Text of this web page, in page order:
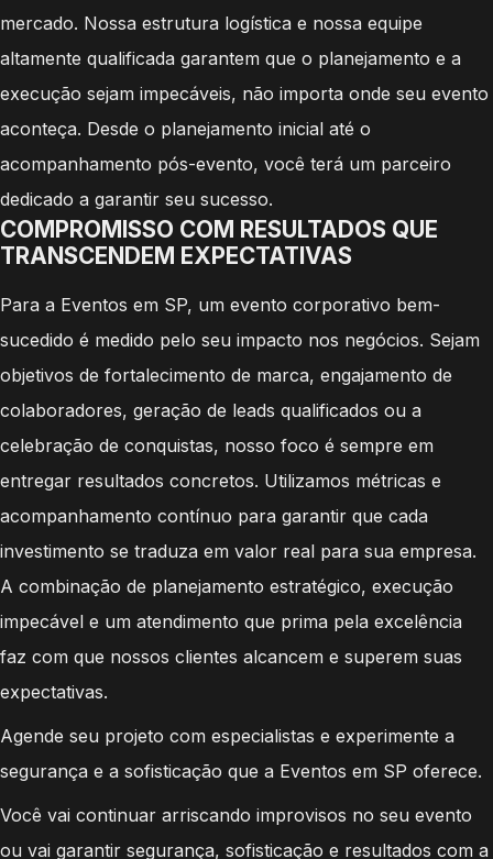
mercado. Nossa estrutura logística e nossa equipe
altamente qualificada garantem que o planejamento e a
execução sejam impecáveis, não importa onde seu evento
aconteça. Desde o planejamento inicial até o
acompanhamento pós-evento, você terá um parceiro
dedicado a garantir seu sucesso.
COMPROMISSO COM RESULTADOS QUE
TRANSCENDEM EXPECTATIVAS
Para a Eventos em SP, um evento corporativo bem-
sucedido é medido pelo seu impacto nos negócios. Sejam
objetivos de fortalecimento de marca, engajamento de
colaboradores, geração de leads qualificados ou a
celebração de conquistas, nosso foco é sempre em
entregar resultados concretos. Utilizamos métricas e
acompanhamento contínuo para garantir que cada
investimento se traduza em valor real para sua empresa.
A combinação de planejamento estratégico, execução
impecável e um atendimento que prima pela excelência
faz com que nossos clientes alcancem e superem suas
expectativas.
Agende seu projeto com especialistas e experimente a
segurança e a sofisticação que a Eventos em SP oferece.
Você vai continuar arriscando improvisos no seu evento
ou vai garantir segurança, sofisticação e resultados com a